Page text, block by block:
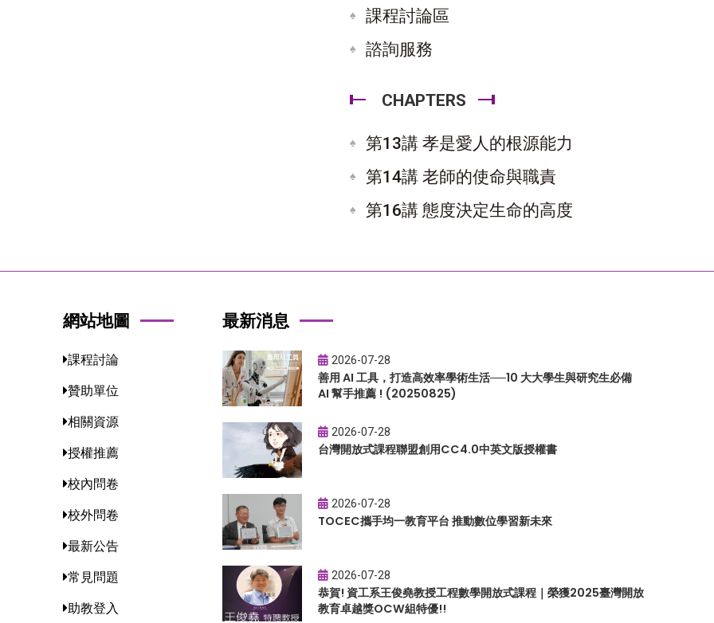
課程討論區
諮詢服務
CHAPTERS
第13講 孝是愛人的根源能力
第14講 老師的使命與職責
第16講 態度決定生命的高度
網站地圖
課程討論
贊助單位
相關資源
授權推薦
校內問卷
校外問卷
最新公告
常見問題
助教登入
最新消息
2026-07-28
善用 AI 工具，打造高效率學術生活──10 大大學生與研究生必備
AI 幫手推薦 ! (20250825)
2026-07-28
台灣開放式課程聯盟創用CC4.0中英文版授權書
2026-07-28
TOCEC攜手均一教育平台 推動數位學習新未來
2026-07-28
恭賀! 資工系王俊堯教授工程數學開放式課程｜榮獲2025臺灣開放
教育卓越獎OCW組特優!!